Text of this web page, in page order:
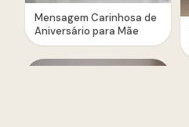
Mensagem Carinhosa de
Aniversário para Mãe